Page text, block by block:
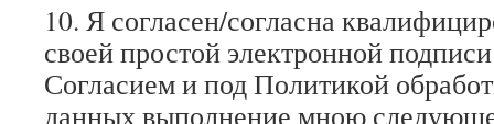
10. Я согласен/согласна
своей простой электронной
Согласием и под Политикой
данных выполнение мною